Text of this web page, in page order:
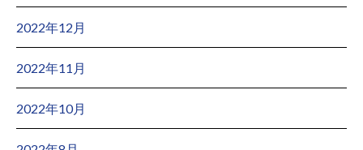
2022年12月
2022年11月
2022年10月